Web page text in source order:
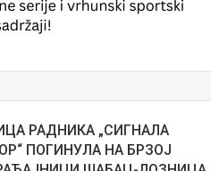
РАДНИКА „СИГНАЛА
ПОГИНУЛА НА БРЗОЈ